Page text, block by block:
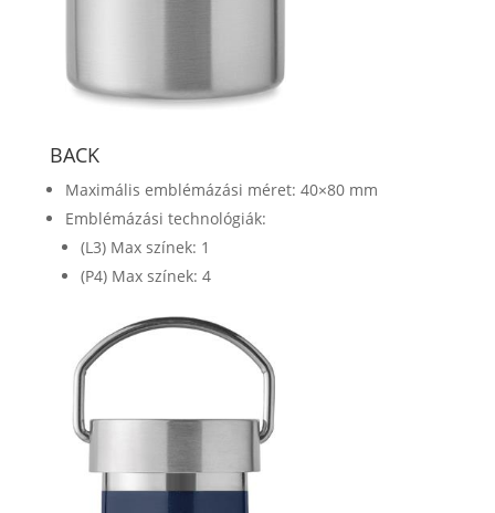
BACK
Maximális emblémázási méret: 40×80 mm
Emblémázási technológiák:
(L3) Max színek: 1
(P4) Max színek: 4